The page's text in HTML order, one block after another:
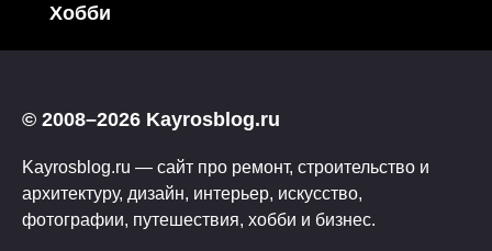
Хобби
© 2008–2026 Kayrosblog.ru
Kayrosblog.ru — сайт про ремонт, строительство и
архитектуру, дизайн, интерьер, искусство,
фотографии, путешествия, хобби и бизнес.